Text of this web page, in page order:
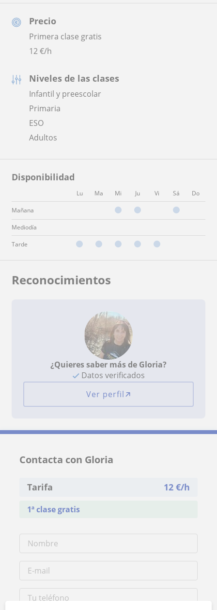
Precio
Primera clase gratis
12€/h
Niveles de las clases
Infantil y preescolar
Primaria
ESO
Adultos
Disponibilidad
Lu Ma Mi Ju Vi Sá Do
Mañana
Mediodía
Tarde
Reconocimientos
¿Quieres saber más de Gloria?
Datos verificados
Ver perfil
Contacta con Gloria
Tarifa 12 €/h
1ª clase gratis